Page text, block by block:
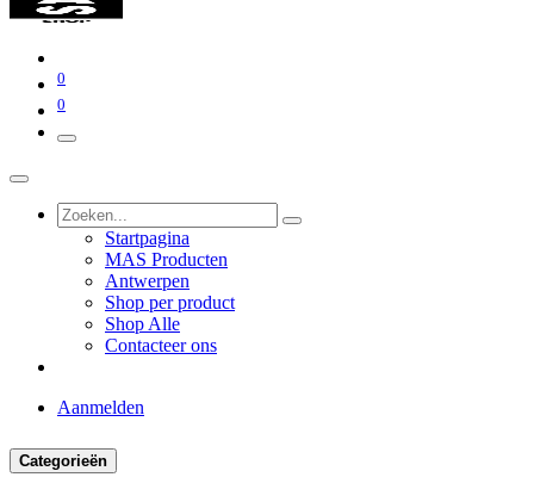
0
0
Startpagina
MAS Producten
Antwerpen
Shop per product
Shop Alle
Contacteer ons
Aanmelden
Categorieën